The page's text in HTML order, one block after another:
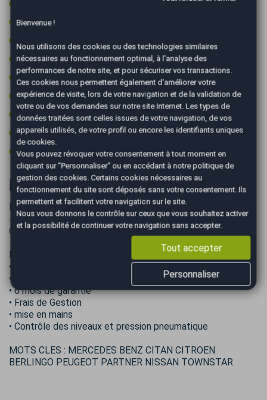
Limiteur de vitesse
Prise 12v
Prise audio USB
Radar arrière de détection d'obstacles
Régulateur de vitesse
Type Essieu 4x2
Volant multifonctions
Informations complémentaires
Equipements sous réserve des équipements de série.
-Prix du véhicule hors frais de mise à la route à partir de
690 euros et certificat d’immatriculation (taxe carte grise).
Pack Easy Sécurité : 690 €
• Nettoyage par nos soins
• 1/4 carburant
• 6 mois de garantie
• Frais de Gestion
• mise en mains
• Contrôle des niveaux et pression pneumatique
MOTS CLES : MERCEDES BENZ CITAN CITROEN
BERLINGO PEUGEOT PARTNER NISSAN TOWNSTAR
Bienvenue !
Nous utilisons des cookies ou des technologies similaires
nécessaires au fonctionnement optimal, à l'analyse des
performances de notre site, et pour sécuriser vos transactions.
Ces cookies nous permettent également d'améliorer votre
expérience de visite, lors de votre navigation et de la validation de
votre ou de vos demandes sur notre site Internet. Les types de
données traitées sont celles issues de votre navigation, de vos
appareils utilisés, de votre profil ou encore les identifiants uniques
de cookies.
Vous pouvez révoquer votre consentement à tout moment en
cliquant sur "Personnaliser" ou en accédant à notre politique de
gestion des cookies. Certains cookies nécessaires au
fonctionnement du site sont déposés sans votre consentement. Ils
permettent et facilitent votre navigation sur le site.
Nous vous donnons le contrôle sur ceux que vous souhaitez activer
et la possibilité de continuer votre navigation sans accepter.
Tout accepter
Personnaliser